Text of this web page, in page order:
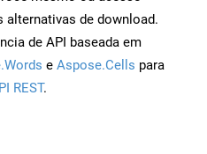
alternativas de download.
de API baseada em
e Aspose.Cells para
REST.